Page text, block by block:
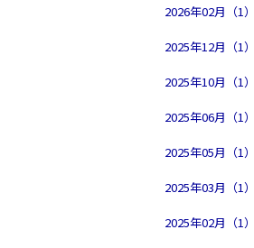
2026年02月（1）
2025年12月（1）
2025年10月（1）
2025年06月（1）
2025年05月（1）
2025年03月（1）
2025年02月（1）